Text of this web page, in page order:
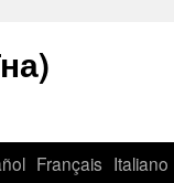
Français Italiano